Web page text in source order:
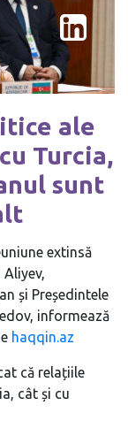
ale
Turcia,
sunt
extinsă
și Președintele
informează
haqqin.az
că relațiile
cât și cu